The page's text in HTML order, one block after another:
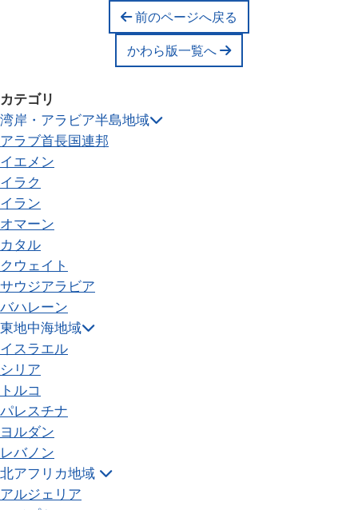
前のページへ戻る
かわら版一覧へ
カテゴリ
湾岸・アラビア半島地域
アラブ首長国連邦
イエメン
イラク
イラン
オマーン
カタル
クウェイト
サウジアラビア
バハレーン
東地中海地域
イスラエル
シリア
トルコ
パレスチナ
ヨルダン
レバノン
北アフリカ地域
アルジェリア